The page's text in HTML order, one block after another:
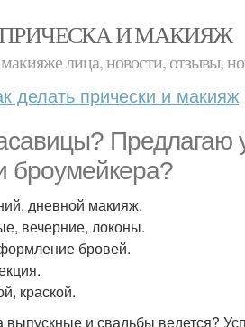
И МАКИЯЖ
лица, новости, отзывы,
делать прически и макияж
Предлагаю
броумейкера?
дневной макияж.
вечерние, локоны.
бровей.
краской.
выпускные и свадьбы ведется?